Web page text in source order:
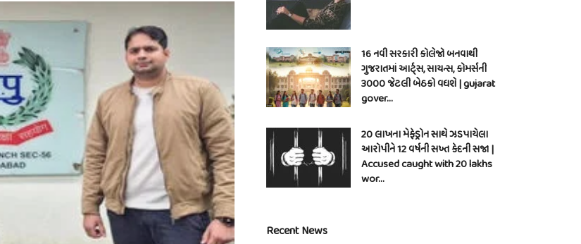
16 નવી સરકારી કોલેજો બનવાથી
ગુજરાતમાં આર્ટ્સ, સાયન્સ, કોમર્સની
3000 જેટલી બેઠકો વધશે | gujarat
gover…
20 લાખના મેફેડ્રોન સાથે ઝડપાયેલા
આરોપીને 12 વર્ષની સખ્ત કેદની સજા |
Accused caught with 20 lakhs
wor…
Recent News